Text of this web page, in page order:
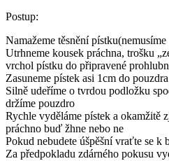
Postup:
Namažeme těsnění
Utrhneme kousek práchna, trošku
vrchol pístku do připravené
Zasuneme pístek asi 1cm do pouzdra
Silně udeříme o tvrdou podložku
držíme pouzdro
Rychle vyděláme pístek a okamžitě
práchno buď žhne nebo ne
Pokud nebudete úšpěšní vraťte se k
Za předpokladu zdárného pokusu